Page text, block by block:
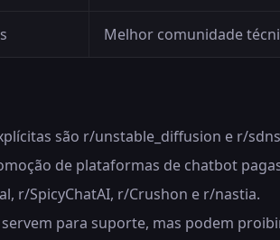
Melhor comunidade
são r/unstable_diffusion e r/
de plataformas de chatbot
r/SpicyChatAI, r/Crushon e r/nastia.
para suporte, mas podem